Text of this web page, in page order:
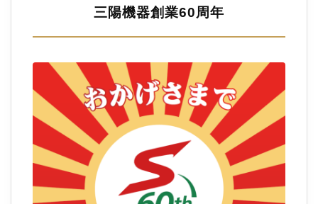
三陽機器創業60周年